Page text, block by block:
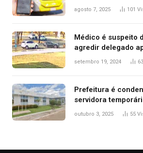
transporte público
agosto 7, 2025 101
Médico é suspeito
agredir delegado
durante confusão
setembro 19, 2024 63
Prefeitura é
servidora
nascimento da filha
outubro 3, 2025 55